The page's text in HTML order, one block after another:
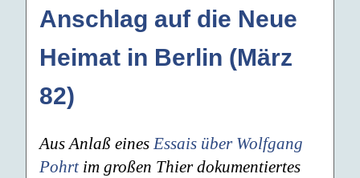
Anschlag auf die Neue
Heimat in Berlin (März
82)
Aus Anlaß eines Essais über Wolfgang
Pohrtim großen Thier dokumentiertes